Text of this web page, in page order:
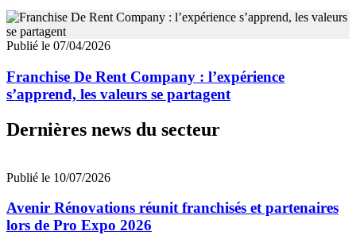
Publié le 07/04/2026
Franchise De Rent Company : l’expérience
s’apprend, les valeurs se partagent
Dernières news du secteur
Publié le 10/07/2026
Avenir Rénovations réunit franchisés et partenaires
lors de Pro Expo 2026